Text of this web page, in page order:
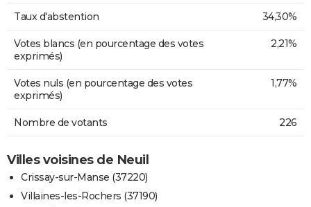
Taux d'abstention 34,30%
Votes blancs (en pourcentage des votes
exprimés)
2,21%
Votes nuls (en pourcentage des votes
exprimés)
1,77%
Nombre de votants 226
Villes voisines de Neuil
Crissay-sur-Manse (37220)
Villaines-les-Rochers (37190)